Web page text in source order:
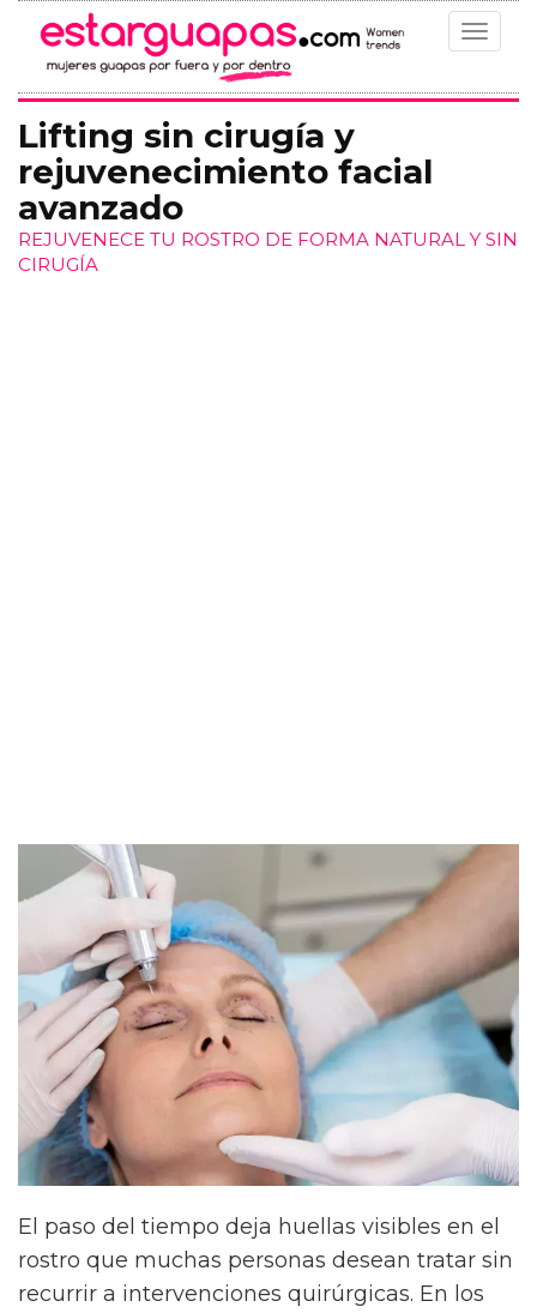
Toggle
Lifting sin cirugía y
rejuvenecimiento facial
avanzado
REJUVENECE TU ROSTRO DE FORMA NATURAL Y SIN
CIRUGÍA
El paso del tiempo deja huellas visibles en el
rostro que muchas personas desean tratar sin
recurrir a intervenciones quirúrgicas. En los